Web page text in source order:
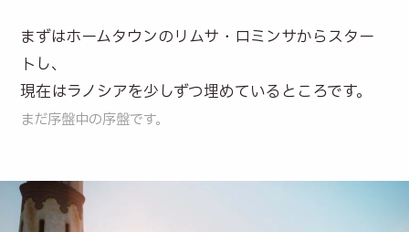
まずはホームタウンのリムサ・ロミンサからスター
トし、
現在はラノシアを少しずつ埋めているところです。
まだ序盤中の序盤です。